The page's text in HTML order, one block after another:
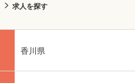
求人を探す
香川県